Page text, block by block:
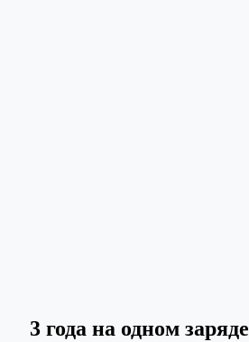
3 года на одном заряде